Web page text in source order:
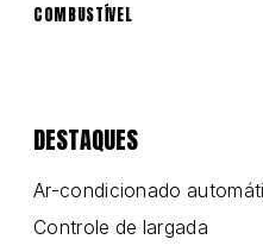
Toyota
COMBUSTÍVEL
DESTAQUES
Ar-condicionado
Controle de largada